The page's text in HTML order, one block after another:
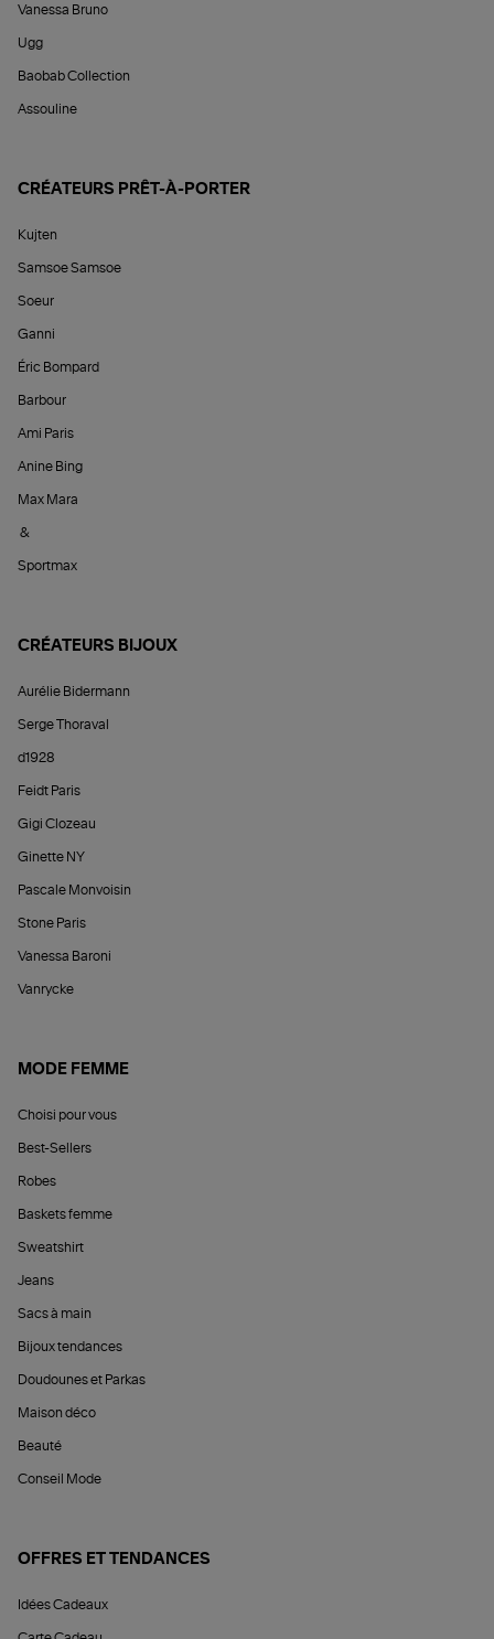
Vanessa Bruno
Ugg
Baobab Collection
Assouline
CRÉATEURS PRÊT-À-PORTER
Kujten
Samsoe Samsoe
Soeur
Ganni
Éric Bompard
Barbour
Ami Paris
Anine Bing
Max Mara
&
Sportmax
CRÉATEURS BIJOUX
Aurélie Bidermann
Serge Thoraval
d1928
Feidt Paris
Gigi Clozeau
Ginette NY
Pascale Monvoisin
Stone Paris
Vanessa Baroni
Vanrycke
MODE FEMME
Choisi pour vous
Best-Sellers
Robes
Baskets femme
Sweatshirt
Jeans
Sacs à main
Bijoux tendances
Doudounes et Parkas
Maison déco
Beauté
Conseil Mode
OFFRES ET TENDANCES
Idées Cadeaux